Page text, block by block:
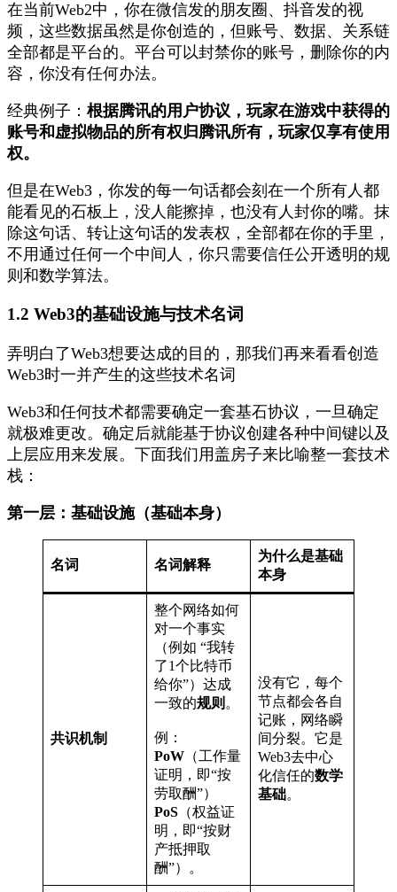
在当前Web2中，你在微信发的朋友圈、抖音发的视
频，这些数据虽然是你创造的，但账号、数据、关系链
全部都是平台的。平台可以封禁你的账号，删除你的内
容，你没有任何办法。
经典例子： 根据腾讯的用户协议，玩家在游戏中获得的
账号和虚拟物品的所有权归腾讯所有，玩家仅享有使用
权。
但是在Web3，你发的每一句话都会刻在一个所有人都
能看见的石板上，没人能擦掉，也没有人封你的嘴。抹
除这句话、转让这句话的发表权，全部都在你的手里，
不用通过任何一个中间人，你只需要信任公开透明的规
则和数学算法。
1.2 Web3的基础设施与技术名词
弄明白了Web3想要达成的目的，那我们再来看看创造
Web3时一并产生的这些技术名词
Web3和任何技术都需要确定一套基石协议，一旦确定
就极难更改。确定后就能基于协议创建各种中间键以及
上层应用来发展。下面我们用盖房子来比喻整一套技术
栈：
第一层：基础设施（基础本身）
名词 名词解释
为什么是基础
本身
共识机制
整个网络如何
对一个事实
（例如 “我转
了1个比特币
给你”）达成
一致的规则 。
例：
PoW （工作量
证明，即“按
劳取酬”）
PoS （权益证
明，即“按财
产抵押取
酬”）。
没有它，每个
节点都会各自
记账，网络瞬
间分裂。它是
Web3去中心
化信任的数学
基础。